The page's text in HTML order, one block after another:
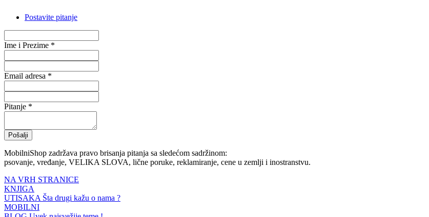
Postavite pitanje
Ime i Prezime *
Email adresa *
Pitanje *
Pošalji
MobilniShop zadržava pravo brisanja pitanja sa sledećom sadržinom:
psovanje, vređanje, VELIKA SLOVA, lične poruke, reklamiranje, cene u zemlji i inostranstvu.
NA VRH STRANICE
KNJIGA
UTISAKA Šta drugi kažu o nama ?
MOBILNI